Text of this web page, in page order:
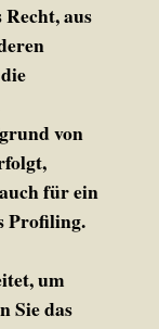
aus
von
für ein
Profiling.
um
Sie das